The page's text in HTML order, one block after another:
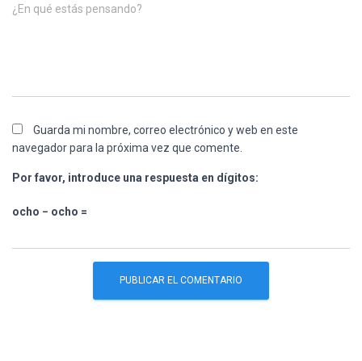
¿En qué estás pensando?
Guarda mi nombre, correo electrónico y web en este
navegador para la próxima vez que comente.
Por favor, introduce una respuesta en dígitos:
ocho − ocho =